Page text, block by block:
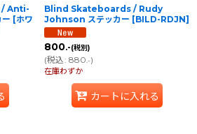
Anti-
[ホワ
Blind Skateboards / Rudy
Johnson ステッカー [BILD-RDJN]
800.-(税別)
(税込: 880.-)
在庫わずか
カートに入れる